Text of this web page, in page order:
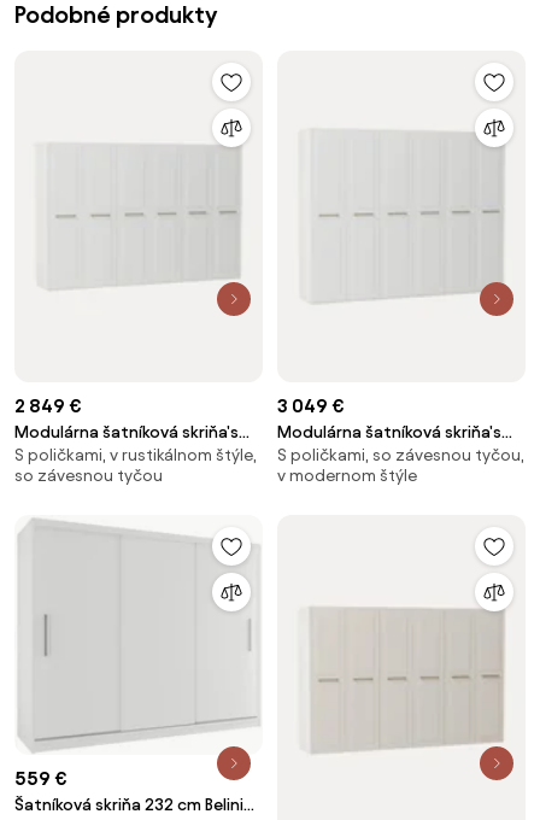
Podobné produkty
2 849 €
Modulárna šatníková skriňa's
krídlovými dverami Charlotte, Š
300 cm, rôzne veľkosti
S poličkami, v rustikálnom štýle,
so závesnou tyčou
3 049 €
Modulárna šatníková skriňa's
krídlovými dverami Charlotte, Š
300 cm, rôzne veľkosti
S poličkami, so závesnou tyčou,
v modernom štýle
559 €
Šatníková skriňa 232 cm Belini